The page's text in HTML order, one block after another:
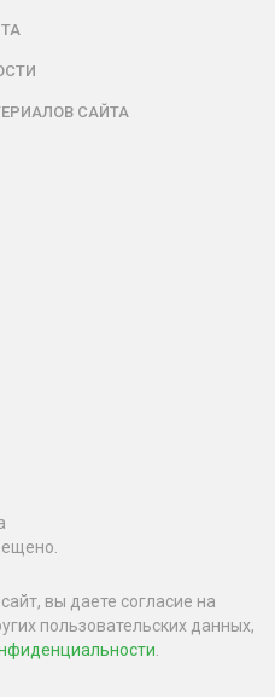
САЙТА
вы даете согласие на
пользовательских данных,